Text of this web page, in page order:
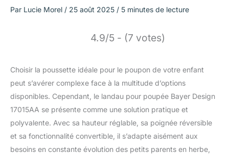
Par Lucie Morel / 25 août 2025 / 5 minutes de lecture
4.9/5 - (7 votes)
Choisir la poussette idéale pour le poupon de votre enfant
peut s’avérer complexe face à la multitude d’options
disponibles. Cependant, le landau pour poupée Bayer Design
17015AA se présente comme une solution pratique et
polyvalente. Avec sa hauteur réglable, sa poignée réversible
et sa fonctionnalité convertible, il s’adapte aisément aux
besoins en constante évolution des petits parents en herbe,